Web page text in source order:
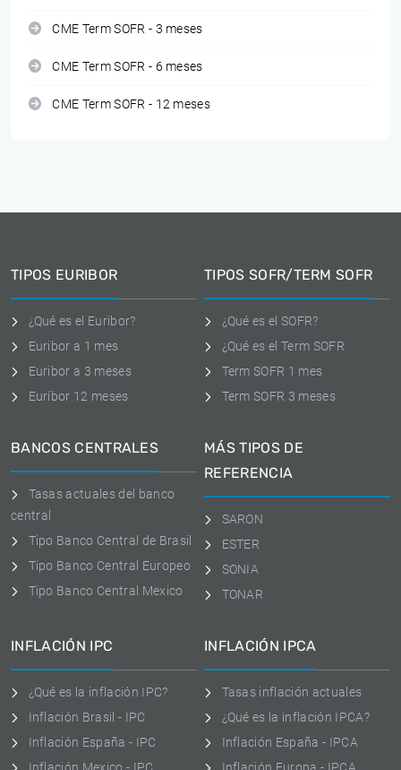
CME Term SOFR - 3 meses
CME Term SOFR - 6 meses
CME Term SOFR - 12 meses
TIPOS EURIBOR
¿Qué es el Euribor?
Euribor a 1 mes
Euribor a 3 meses
Euríbor 12 meses
TIPOS SOFR/TERM SOFR
¿Qué es el SOFR?
¿Qué es el Term SOFR
Term SOFR 1 mes
Term SOFR 3 meses
BANCOS CENTRALES
Tasas actuales del banco
central
Tipo Banco Central de Brasil
Tipo Banco Central Europeo
Tipo Banco Central Mexico
MÁS TIPOS DE
REFERENCIA
SARON
ESTER
SONIA
TONAR
INFLACIÓN IPC
¿Qué es la inflación IPC?
Inflación Brasil - IPC
Inflación España - IPC
INFLACIÓN IPCA
Tasas inflación actuales
¿Qué es la inflación IPCA?
Inflación España - IPCA